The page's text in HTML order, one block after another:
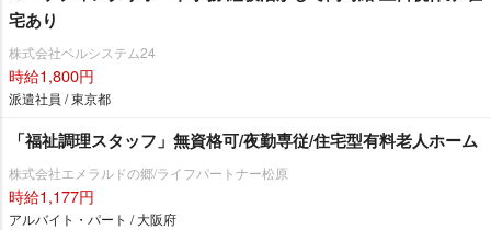
宅あり
株式会社ベルシステム24
時給1,800円
派遣社員 / 東京都
「福祉調理スタッフ」無資格可/夜勤専従/住宅型有料老人ホーム
株式会社エメラルドの郷/ライフパートナー松原
時給1,177円
アルバイト・パート / 大阪府